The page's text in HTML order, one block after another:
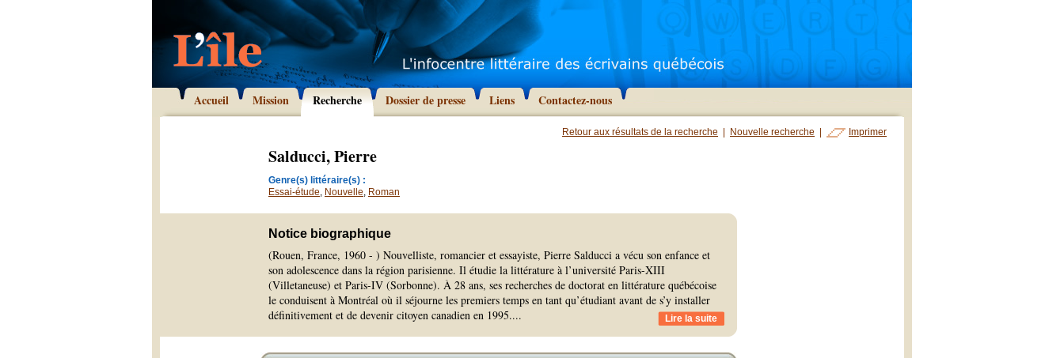
Accueil Mission Recherche Dossier de presse Liens Contactez-nous
Retour aux résultats de la recherche Nouvelle recherche Imprimer
Salducci, Pierre
Genre(s) littéraire(s) :
Essai-étude, Nouvelle, Roman
Notice biographique
(Rouen, France, 1960 - ) Nouvelliste, romancier et essayiste, Pierre Salducci a vécu son enfance et
son adolescence dans la région parisienne. Il étudie la littérature à l’université Paris-XIII
(Villetaneuse) et Paris-IV (Sorbonne). À 28 ans, ses recherches de doctorat en littérature québécoise
le conduisent à Montréal où il séjourne les premiers temps en tant qu’étudiant avant de s’y installer
définitivement et de devenir citoyen canadien en 1995.... Lire la suite